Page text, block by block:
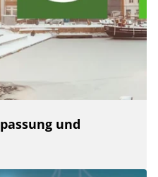
und